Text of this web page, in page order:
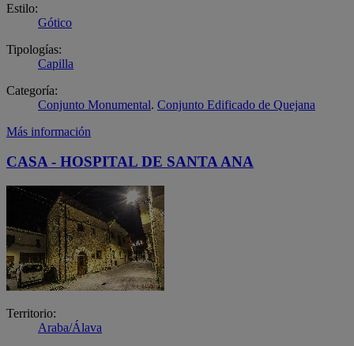
Estilo:
Gótico
Tipologías:
Capilla
Categoría:
Conjunto Monumental. Conjunto Edificado de Quejana
Más información
CASA - HOSPITAL DE SANTA ANA
Territorio:
Araba/Álava